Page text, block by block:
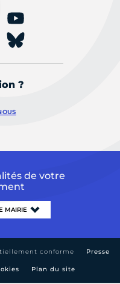
?
de votre
conforme Presse
Plan du site